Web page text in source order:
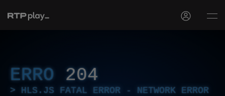
ERRO 204
HLS.JS FATAL ERROR - NETWORK ERROR